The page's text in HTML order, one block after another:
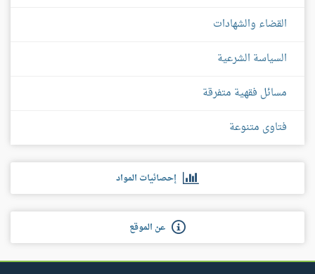
القضاء والشهادات
السياسة الشرعية
مسائل فقهية متفرقة
فتاوى متنوعة
إحصائيات المواد
عن الموقع